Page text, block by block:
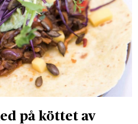
på köttet av